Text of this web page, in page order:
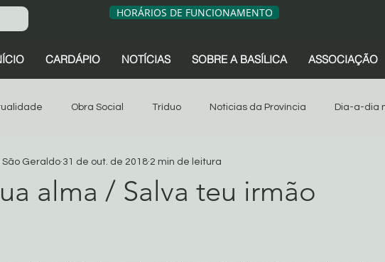
HORÁRIOS DE FUNCIONAMENTO
CARDÁPIO NOTÍCIAS SOBRE A BASÍLICA ASSOCIAÇÃO
Obra Social Tríduo Noticias da Província Dia-a-dia
Associação dos Devotos Tríduo Obra Social
alma / Salva teu irmão
Geraldo 31 de out. de 2018 2 min de leitura
NaN de 5 estrelas.